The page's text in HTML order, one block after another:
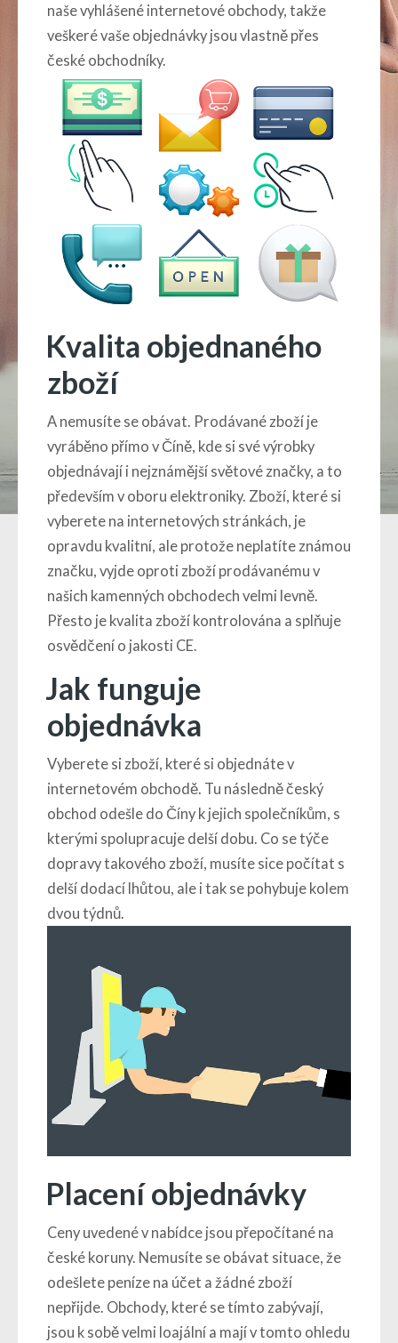
naše vyhlášené internetové obchody, takže
veškeré vaše objednávky jsou vlastně přes
české obchodníky.
Kvalita objednaného
zboží
A nemusíte se obávat. Prodávané zboží je
vyráběno přímo v Číně, kde si své výrobky
objednávají i nejznámější světové značky, a to
především v oboru elektroniky. Zboží, které si
vyberete na internetových stránkách, je
opravdu kvalitní, ale protože neplatíte známou
značku, vyjde oproti zboží prodávanému v
našich kamenných obchodech velmi levně.
Přesto je kvalita zboží kontrolována a splňuje
osvědčení o jakosti CE.
Jak funguje
objednávka
Vyberete si zboží, které si objednáte v
internetovém obchodě. Tu následně český
obchod odešle do Číny k jejich společníkům, s
kterými spolupracuje delší dobu. Co se týče
dopravy takového zboží, musíte sice počítat s
delší dodací lhůtou, ale i tak se pohybuje kolem
dvou týdnů.
Placení objednávky
Ceny uvedené v nabídce jsou přepočítané na
české koruny. Nemusíte se obávat situace, že
odešlete peníze na účet a žádné zboží
nepřijde. Obchody, které se tímto zabývají,
jsou k sobě velmi loajální a mají v tomto ohledu